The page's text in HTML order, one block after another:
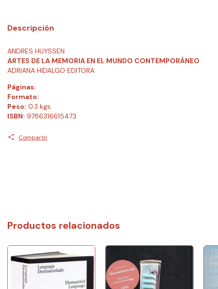
Descripción
ANDRES HUYSSEN
ARTES DE LA MEMORIA EN EL MUNDO CONTEMPORÁNEO
ADRIANA HIDALGO EDITORA
Páginas:
Formato:
Peso: 0.3 kgs.
ISBN: 9786316615473
Compartir
Productos relacionados